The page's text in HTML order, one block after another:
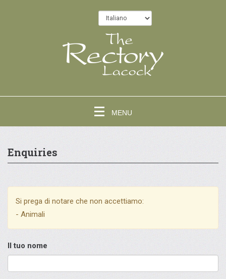
MENU
Enquiries
Si prega di notare che non accettiamo:
- Animali
Il tuo nome